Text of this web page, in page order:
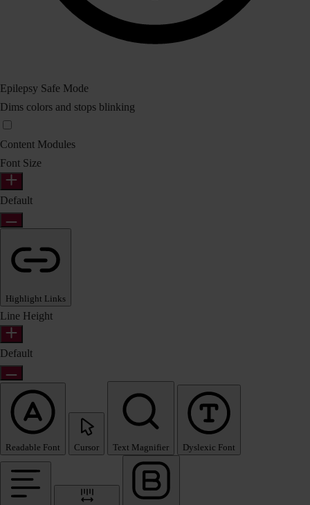
Epilepsy Safe Mode
Dims colors and stops blinking
Content Modules
Font Size
Default
Highlight Links
Line Height
Default
Readable Font Cursor Text Magnifier Dyslexic Font